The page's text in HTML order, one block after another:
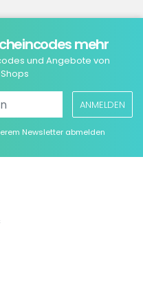
mehr
und Angebote von
ANMELDEN
Newsletter abmelden